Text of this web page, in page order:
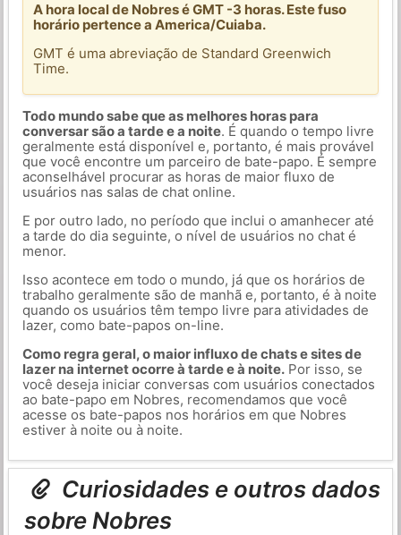
A hora local de Nobres é GMT -3 horas. Este fuso
horário pertence a America/Cuiaba.
GMT é uma abreviação de Standard Greenwich
Time.
Todo mundo sabe que as melhores horas para
conversar são a tarde e a noite. É quando o tempo livre
geralmente está disponível e, portanto, é mais provável
que você encontre um parceiro de bate-papo. É sempre
aconselhável procurar as horas de maior fluxo de
usuários nas salas de chat online.
E por outro lado, no período que inclui o amanhecer até
a tarde do dia seguinte, o nível de usuários no chat é
menor.
Isso acontece em todo o mundo, já que os horários de
trabalho geralmente são de manhã e, portanto, é à noite
quando os usuários têm tempo livre para atividades de
lazer, como bate-papos on-line.
Como regra geral, o maior influxo de chats e sites de
lazer na internet ocorre à tarde e à noite.Por isso, se
você deseja iniciar conversas com usuários conectados
ao bate-papo em Nobres, recomendamos que você
acesse os bate-papos nos horários em que Nobres
estiver à noite ou à noite.
Curiosidades e outros dados
sobre Nobres